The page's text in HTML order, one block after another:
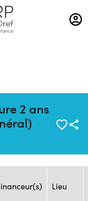
2 ans
: ECOLE
AMIENS
Lieu